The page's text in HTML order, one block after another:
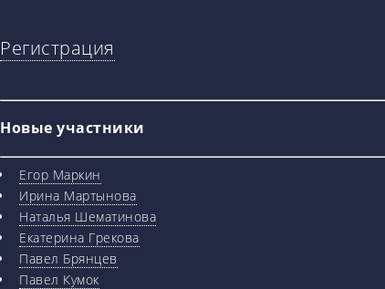
Регистрация
Новые участники
Егор Маркин
Ирина Мартынова
Наталья Шематинова
Екатерина Грекова
Павел Брянцев
Павел Кумок